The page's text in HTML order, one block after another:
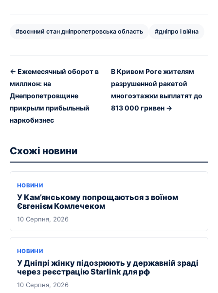
#воєнний стан дніпропетровська область #дніпро і війна
← Ежемесячный оборот в
миллион: на
Днепропетровщине
прикрыли прибыльный
наркобизнес
В Кривом Роге жителям
разрушенной ракетой
многоэтажки выплатят до
813 000 гривен →
Схожі новини
НОВИНИ
У Кам’янському попрощаються з воїном
Євгенієм Комлечеком
10 Серпня, 2026
НОВИНИ
У Дніпрі жінку підозрюють у державній зраді
через реєстрацію Starlink для рф
10 Серпня, 2026